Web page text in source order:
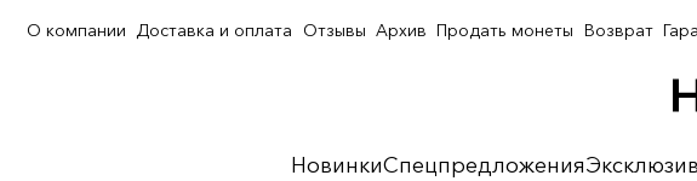
НовинкиСпецпредложенияЭксклюзив
О компании Доставка и оплата Отзывы Архив Продать монеты Возврат